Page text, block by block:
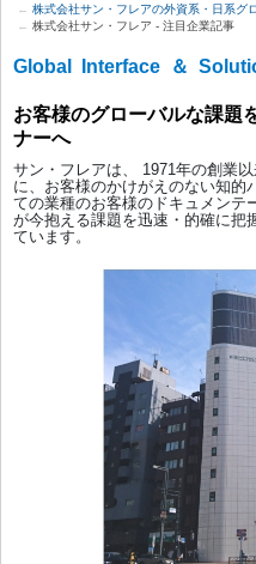
株式会社サン・フレアの外資系・日系グ
株式会社サン・フレア - 注目企業記事
Global Interface ＆
お客様のグローバルな課題
ナーへ
サン・フレアは、 1971年の創業
に、お客様のかけがえのない知的
ての業種のお客様のドキュメンテ
が今抱える課題を迅速・的確に把
ています。